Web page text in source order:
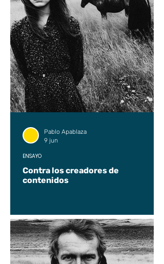
Contra los creadores de
contenidos
ENSAYO
Pablo Apablaza
9 jun